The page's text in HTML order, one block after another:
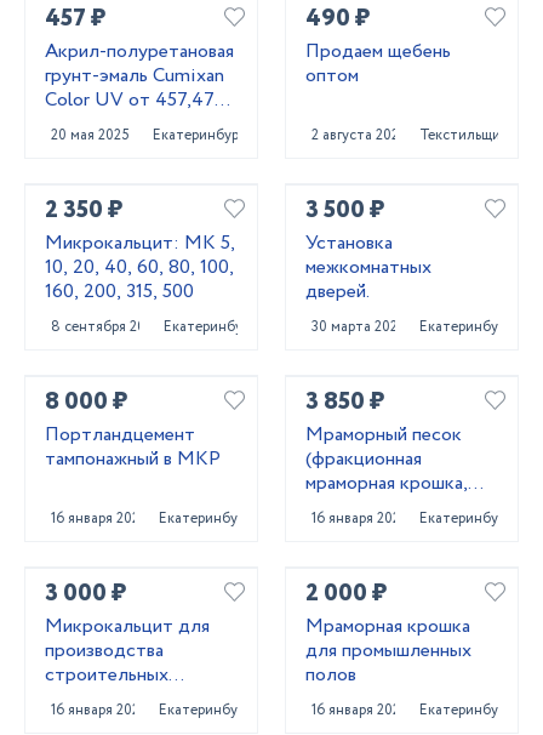
457 ₽
Акрил-полуретановая
грунт-эмаль Cumixan
Color UV от 457,47
рублей
20 мая 2025 Екатеринбург
490 ₽
Продаем щебень
оптом
2 августа 2021 Текстильщик
2 350 ₽
Микрокальцит: МК 5,
10, 20, 40, 60, 80, 100,
160, 200, 315, 500
8 сентября 2023 Екатеринбург
3 500 ₽
Установка
межкомнатных
дверей.
30 марта 2025 Екатеринбург
8 000 ₽
Портландцемент
тампонажный в МКР
16 января 2022 Екатеринбург
3 850 ₽
Мраморный песок
(фракционная
мраморная крошка,
каролит)
16 января 2022 Екатеринбург
3 000 ₽
Микрокальцит для
производства
строительных
материалов
16 января 2022 Екатеринбург
2 000 ₽
Мраморная крошка
для промышленных
полов
16 января 2022 Екатеринбург